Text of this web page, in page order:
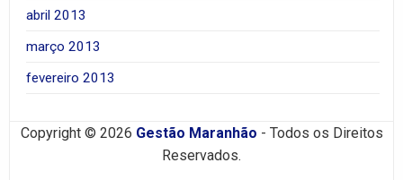
abril 2013
março 2013
fevereiro 2013
Copyright © 2026 Gestão Maranhão - Todos os Direitos
Reservados.